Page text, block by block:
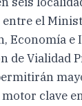
entre el
Economía
de Vialidad
clave